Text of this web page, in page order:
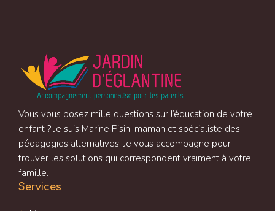
Vous vous posez mille questions sur l’éducation de votre
enfant ? Je suis Marine Pisin, maman et spécialiste des
pédagogies alternatives. Je vous accompagne pour
trouver les solutions qui correspondent vraiment à votre
famille.
Services